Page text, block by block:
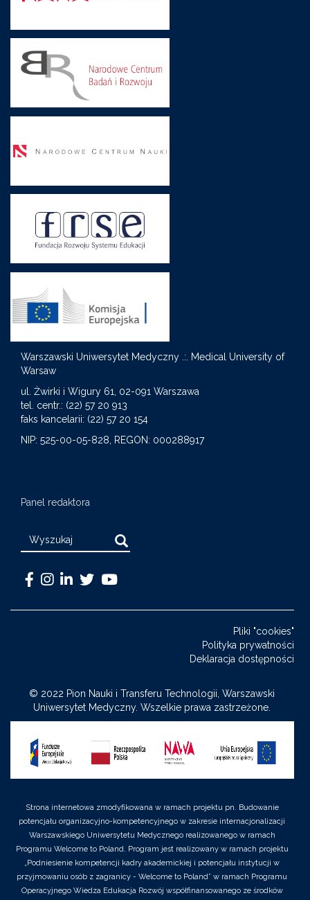
Warszawski Uniwersytet Medyczny .:. Medical University of
Warsaw
ul. Żwirki i Wigury 61, 02-091 Warszawa
tel. centr.: (22) 57 20 913
faks kancelarii: (22) 57 20 154
NIP: 525-00-05-828, REGON: 000288917
Panel redaktora
Search
Warszawski
Medical
Warszawski
Warszawski
Warszawski
Pliki "cookies"
Polityka prywatności
Deklaracja dostępności
© 2022 Pion Nauki i Transferu Technologii, Warszawski
Uniwersytet Medyczny. Wszelkie prawa zastrzeżone.
Strona internetowa zmodyfikowana w ramach projektu pn. Budowanie
potencjału organizacyjno-kompetencyjnego w zakresie internacjonalizacji
Warszawskiego Uniwersytetu Medycznego realizowanego w ramach
Programu Welcome to Poland. Program jest realizowany w ramach projektu
„Podniesienie kompetencji kadry akademickiej i potencjału instytucji w
przyjmowaniu osób z zagranicy - Welcome to Poland” w ramach Programu
Operacyjnego Wiedza Edukacja Rozwój współfinansowanego ze środków